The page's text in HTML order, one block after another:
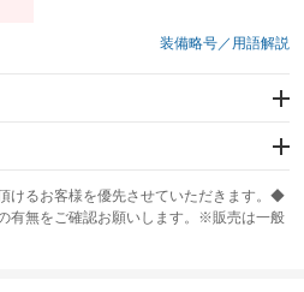
装備略号／用語解説
イド
ABS
けるお客様を優先させていただきます。◆
有無をご確認お願いします。※販売は一般